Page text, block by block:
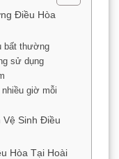
Điều Hòa
bất thường
sử dụng
giờ mỗi
Vệ Sinh Điều
Hòa Tại Hoài